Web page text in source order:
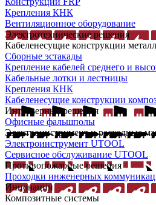
Крепления КНК
Вентиляционное оборудование
Электротехнические решения
Кабеленесущие конструкции
Сборные эстакады
Крепление кабелей среднего и
Кабельные лотки и лестницы
Крепления КНК
Кабеленесущие конструкции
Интерьерные решения
Офисные фальшполы
Электроинструмент и расходные
Электроинструмент UTOOL
Сервисное обслуживание UTOOL
Противопожарные решения
Проходки инженерных
Инновации
Композитные системы